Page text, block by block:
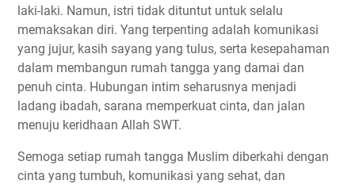
laki-laki. Namun, istri tidak dituntut untuk selalu
memaksakan diri. Yang terpenting adalah komunikasi
yang jujur, kasih sayang yang tulus, serta kesepahaman
dalam membangun rumah tangga yang damai dan
penuh cinta. Hubungan intim seharusnya menjadi
ladang ibadah, sarana memperkuat cinta, dan jalan
menuju keridhaan Allah SWT.
Semoga setiap rumah tangga Muslim diberkahi dengan
cinta yang tumbuh, komunikasi yang sehat, dan